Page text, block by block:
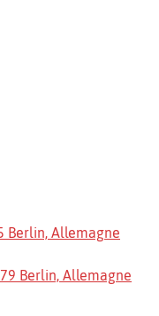
Berlin, Allemagne
Berlin, Allemagne